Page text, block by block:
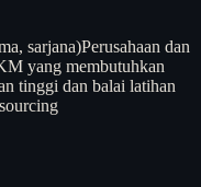
sarjana)Perusahaan dan
yang membutuhkan
tinggi dan balai latihan